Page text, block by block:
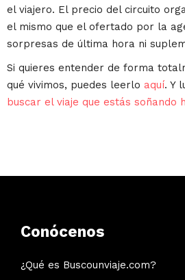
el viajero. El precio del circuito
el mismo que el ofertado por la
sorpresas de última hora ni
Si quieres entender de forma
qué vivimos, puedes leerlo aquí. Y
buscar el viaje que estás soñando
Conócenos
¿Qué es Buscounviaje.com?